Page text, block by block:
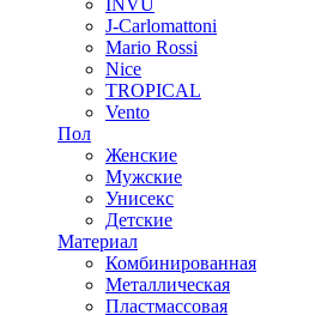
J-Carlomattoni
Mario Rossi
Nice
TROPICAL
Vento
Пол
Женские
Мужские
Унисекс
Детские
Материал
Комбинированная
Металлическая
Пластмассовая